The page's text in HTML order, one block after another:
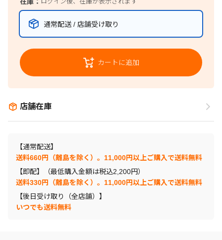
通常配送 / 店舗受け取り
カートに追加
店舗在庫
【通常配送】
送料660円（離島を除く）。11,000円以上ご購入で送料無料
【即配】（最低購入金額は税込2,200円）
送料330円（離島を除く）。11,000円以上ご購入で送料無料
【後日受け取り（全店舗）】
いつでも送料無料